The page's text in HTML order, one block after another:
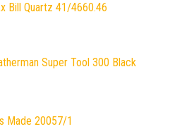
Bill Quartz 41/4660.46
Super Tool 300 Black
Made 20057/1